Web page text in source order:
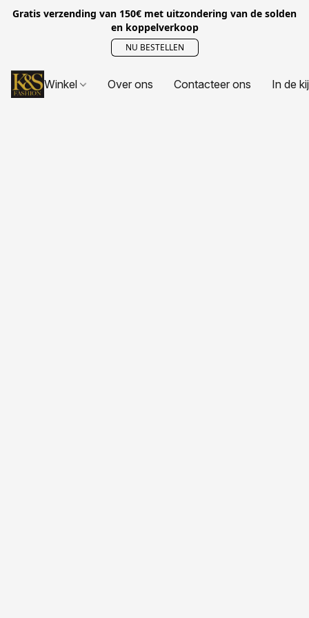
Gratis verzending van 150€ met uitzondering van de solden
en koppelverkoop
NU BESTELLEN
Winkel Over ons Contacteer ons In de